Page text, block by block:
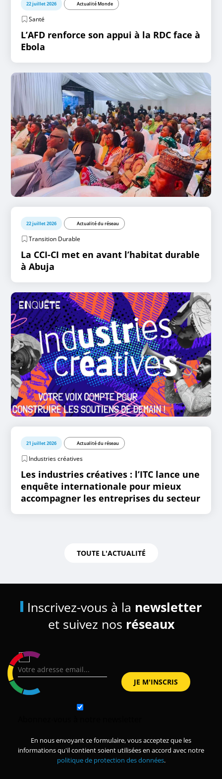
22 juillet 2026 Actualité Monde
Santé
L’AFD renforce son appui à la RDC face à
Ebola
22 juillet 2026 Actualité du réseau
Transition Durable
La CCI-CI met en avant l’habitat durable
à Abuja
21 juillet 2026 Actualité du réseau
Industries créatives
Les industries créatives : l’ITC lance une
enquête internationale pour mieux
accompagner les entreprises du secteur
TOUTE L'ACTUALITÉ
Inscrivez-vous à la newsletter
et suivez nos réseaux
En nous envoyant ce formulaire, vous acceptez que les
informations qu'il contient soient utilisées en accord avec notre
politique de protection des données.